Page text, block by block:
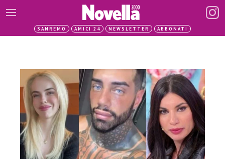
SANREMO AMICI 24 NEWSLETTER ABBONATI